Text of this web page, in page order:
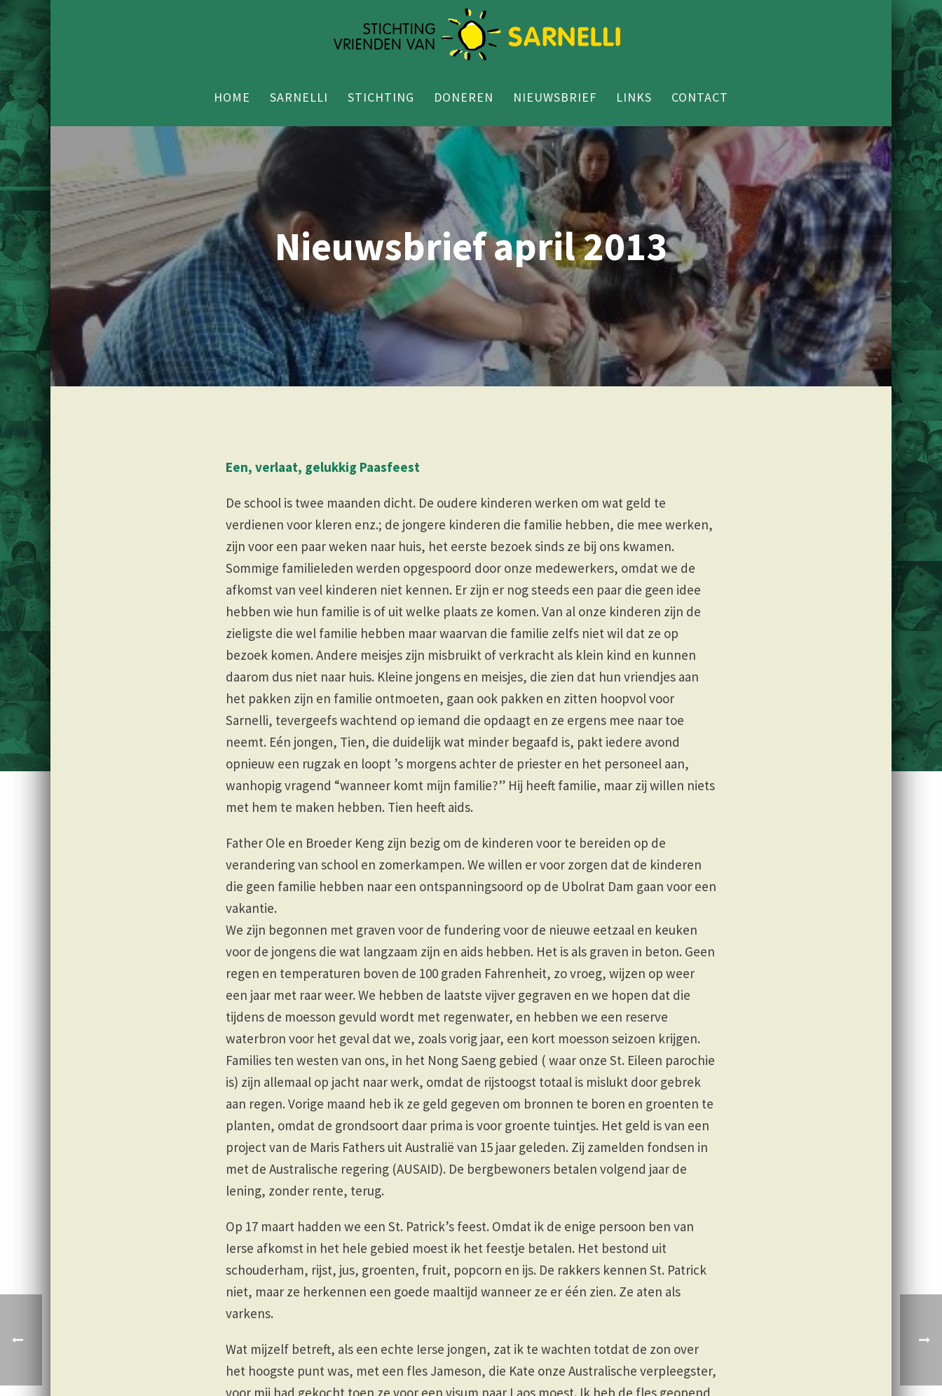
HOME SARNELLI STICHTING DONEREN NIEUWSBRIEF LINKS CONTACT
Nieuwsbrief april 2013
Een, verlaat, gelukkig Paasfeest
De school is twee maanden dicht. De oudere kinderen werken om wat geld te
verdienen voor kleren enz.; de jongere kinderen die familie hebben, die mee werken,
zijn voor een paar weken naar huis, het eerste bezoek sinds ze bij ons kwamen.
Sommige familieleden werden opgespoord door onze medewerkers, omdat we de
afkomst van veel kinderen niet kennen. Er zijn er nog steeds een paar die geen idee
hebben wie hun familie is of uit welke plaats ze komen. Van al onze kinderen zijn de
zieligste die wel familie hebben maar waarvan die familie zelfs niet wil dat ze op
bezoek komen. Andere meisjes zijn misbruikt of verkracht als klein kind en kunnen
daarom dus niet naar huis. Kleine jongens en meisjes, die zien dat hun vriendjes aan
het pakken zijn en familie ontmoeten, gaan ook pakken en zitten hoopvol voor
Sarnelli, tevergeefs wachtend op iemand die opdaagt en ze ergens mee naar toe
neemt. Eén jongen, Tien, die duidelijk wat minder begaafd is, pakt iedere avond
opnieuw een rugzak en loopt ’s morgens achter de priester en het personeel aan,
wanhopig vragend “wanneer komt mijn familie?” Hij heeft familie, maar zij willen niets
met hem te maken hebben. Tien heeft aids.
Father Ole en Broeder Keng zijn bezig om de kinderen voor te bereiden op de
verandering van school en zomerkampen. We willen er voor zorgen dat de kinderen
die geen familie hebben naar een ontspanningsoord op de Ubolrat Dam gaan voor een
vakantie.
We zijn begonnen met graven voor de fundering voor de nieuwe eetzaal en keuken
voor de jongens die wat langzaam zijn en aids hebben. Het is als graven in beton. Geen
regen en temperaturen boven de 100 graden Fahrenheit, zo vroeg, wijzen op weer
een jaar met raar weer. We hebben de laatste vijver gegraven en we hopen dat die
tijdens de moesson gevuld wordt met regenwater, en hebben we een reserve
waterbron voor het geval dat we, zoals vorig jaar, een kort moesson seizoen krijgen.
Families ten westen van ons, in het Nong Saeng gebied ( waar onze St. Eileen parochie
is) zijn allemaal op jacht naar werk, omdat de rijstoogst totaal is mislukt door gebrek
aan regen. Vorige maand heb ik ze geld gegeven om bronnen te boren en groenten te
planten, omdat de grondsoort daar prima is voor groente tuintjes. Het geld is van een
project van de Maris Fathers uit Australië van 15 jaar geleden. Zij zamelden fondsen in
met de Australische regering (AUSAID). De bergbewoners betalen volgend jaar de
lening, zonder rente, terug.
Op 17 maart hadden we een St. Patrick’s feest. Omdat ik de enige persoon ben van
Ierse afkomst in het hele gebied moest ik het feestje betalen. Het bestond uit
schouderham, rijst, jus, groenten, fruit, popcorn en ijs. De rakkers kennen St. Patrick
niet, maar ze herkennen een goede maaltijd wanneer ze er één zien. Ze aten als
varkens.
Wat mijzelf betreft, als een echte Ierse jongen, zat ik te wachten totdat de zon over
het hoogste punt was, met een fles Jameson, die Kate onze Australische verpleegster,
voor mij had gekocht toen ze voor een visum naar Laos moest. Ik heb de fles geopend